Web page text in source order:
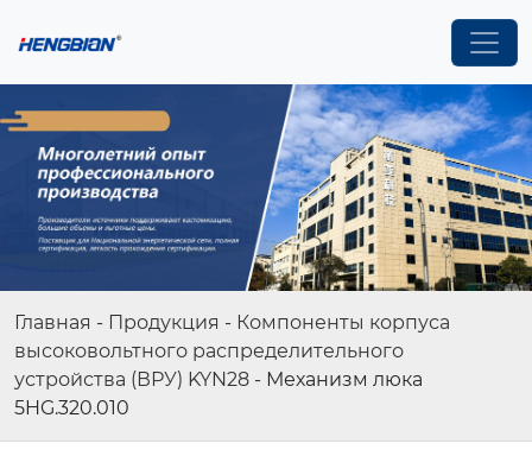
Главная - Продукция - Компоненты корпуса
высоковольтного распределительного
устройства (ВРУ) KYN28 - Механизм люка
5HG.320.010